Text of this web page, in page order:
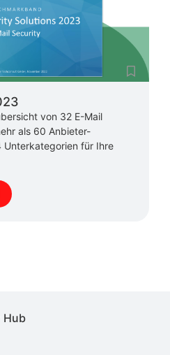
von 32 E-Mail
als 60 Anbieter-
Unterkategorien für Ihre
Hub